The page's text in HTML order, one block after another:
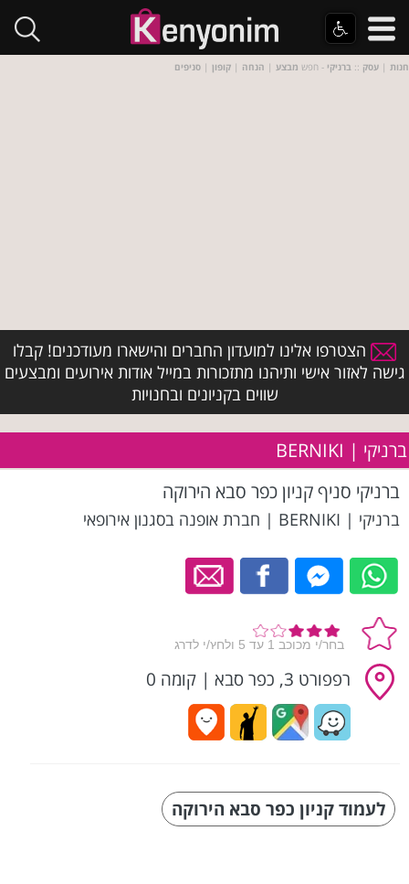
חנות | עסק :: ברניקי - חפש מבצע | הנחה | קופון | סניפים
הצטרפו אלינו למועדון החברים והישארו מעודכנים! קבלו
גישה לאזור אישי ותיהנו מתזכורות במייל אודות אירועים ומבצעים
שווים בקניונים ובחנויות
ברניקי | BERNIKI
ברניקי סניף קניון כפר סבא הירוקה
ברניקי | BERNIKI | חברת אופנה בסגנון אירופאי
רפפורט 3, כפר סבא | קומה 0
לעמוד קניון כפר סבא הירוקה